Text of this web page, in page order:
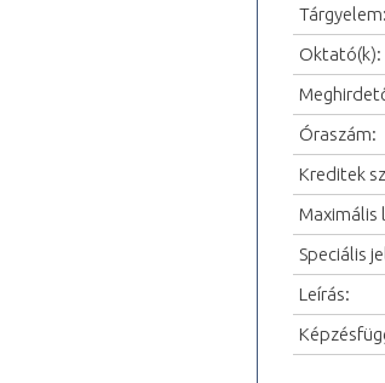
Tárgyelem:
Oktató(k):
Óraszám:
Kreditek
Maximális
Speciális
Leírás: